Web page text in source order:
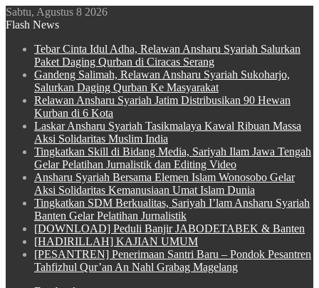
Sabtu, Agustus 8 2026
Flash News
Tebar Cinta Idul Adha, Relawan Ansharu Syariah Salurkan
Paket Daging Qurban di Ciracas Serang
Gandeng Salimah, Relawan Ansharu Syariah Sukoharjo,
Salurkan Daging Qurban Ke Masyarakat
Relawan Ansharu Syariah Jatim Distribusikan 90 Hewan
Kurban di 6 Kota
Laskar Ansharu Syariah Tasikmalaya Kawal Ribuan Massa
Aksi Solidaritas Muslim India
Tingkatkan Skill di Bidang Media, Sariyah Ilam Jawa Tengah
Gelar Pelatihan Jurnalistik dan Editing Video
Ansharu Syariah Bersama Elemen Islam Wonosobo Gelar
Aksi Solidaritas Kemanusiaan Umat Islam Dunia
Tingkatkan SDM Berkualitas, Sariyah I’lam Ansharu Syariah
Banten Gelar Pelatihan Jurnalistik
[DOWNLOAD] Peduli Banjir JABODETABEK & Banten
[HADIRILLAH] KAJIAN UMUM
[PESANTREN] Penerimaan Santri Baru – Pondok Pesantren
Tahfizhul Qur’an An Nahl Grabag Magelang